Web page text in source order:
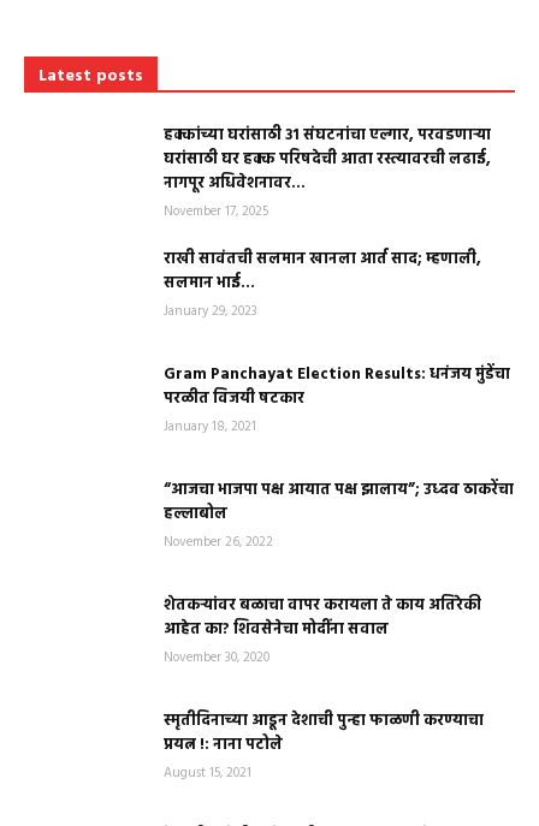
Latest posts
हक्कांच्या घरांसाठी ३१ संघटनांचा एल्गार, परवडणाऱ्या
घरांसाठी घर हक्क परिषदेची आता रस्त्यावरची लढाई,
नागपूर अधिवेशनावर...
November 17, 2025
राखी सावंतची सलमान खानला आर्त साद; म्हणाली,
सलमान भाई…
January 29, 2023
Gram Panchayat Election Results: धनंजय मुंडेंचा
परळीत विजयी षटकार
January 18, 2021
“आजचा भाजपा पक्ष आयात पक्ष झालाय”; उध्दव ठाकरेंचा
हल्लाबोल
November 26, 2022
शेतकऱ्यांवर बळाचा वापर करायला ते काय अतिरेकी
आहेत का? शिवसेनेचा मोदींना सवाल
November 30, 2020
स्मृतीदिनाच्या आडून देशाची पुन्हा फाळणी करण्याचा
प्रयत्न !: नाना पटोले
August 15, 2021